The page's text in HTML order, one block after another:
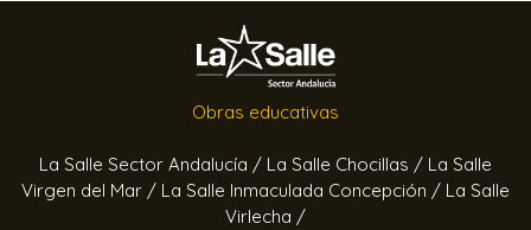
Obras educativas
La Salle Sector Andalucía / La Salle Chocillas / La Salle
Virgen del Mar / La Salle Inmaculada Concepción / La Salle
Virlecha /